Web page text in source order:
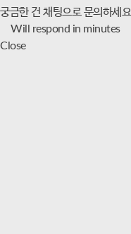
궁금한 건 채팅으로 문의하세요
Will respond in minutes
Close